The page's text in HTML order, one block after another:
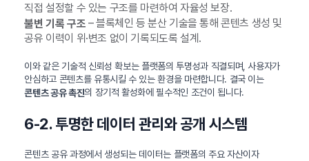
직접 설정할 수 있는 구조를 마련하여 자율성 보장.
불변 기록 구조 – 블록체인 등 분산 기술을 통해 콘텐츠 생성 및
공유 이력이 위·변조 없이 기록되도록 설계.
이와 같은 기술적 신뢰성 확보는 플랫폼의 투명성과 직결되며, 사용자가
안심하고 콘텐츠를 유통시킬 수 있는 환경을 마련합니다. 결국 이는
콘텐츠 공유 촉진의 장기적 활성화에 필수적인 조건이 됩니다.
6-2. 투명한 데이터 관리와 공개 시스템
콘텐츠 공유 과정에서 생성되는 데이터는 플랫폼의 주요 자산이자